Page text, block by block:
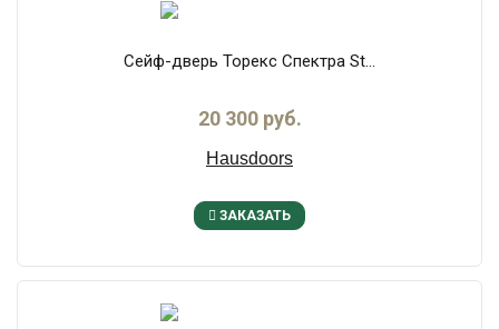
Сейф-дверь Торекс Спектра St...
20 300 руб.
Hausdoors
ЗАКАЗАТЬ